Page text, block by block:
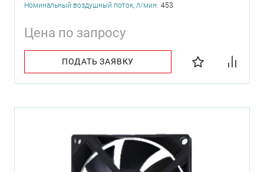
Номинальный воздушный поток, л/мин: 453
Цена по запросу
ПОДАТЬ ЗАЯВКУ